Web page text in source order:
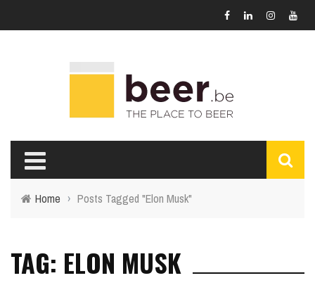
Home › Posts Tagged "Elon Musk"
TAG: ELON MUSK